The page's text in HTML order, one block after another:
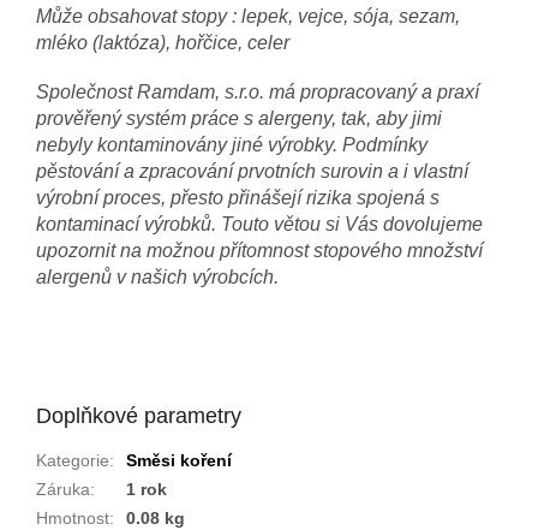
Může obsahovat stopy : lepek, vejce, sója, sezam,
mléko (laktóza), hořčice, celer
Společnost Ramdam, s.r.o. má propracovaný a praxí
prověřený systém práce s alergeny, tak, aby jimi
nebyly kontaminovány jiné výrobky. Podmínky
pěstování a zpracování prvotních surovin a i vlastní
výrobní proces, přesto přinášejí rizika spojená s
kontaminací výrobků. Touto větou si Vás dovolujeme
upozornit na možnou přítomnost stopového množství
alergenů v našich výrobcích.
Doplňkové parametry
Kategorie:
Směsi koření
Záruka:
1 rok
Hmotnost:
0.08 kg